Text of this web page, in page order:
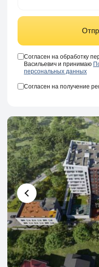
Согласен на обработку
Васильевич и принимаю
персональных данных
Согласен на получение